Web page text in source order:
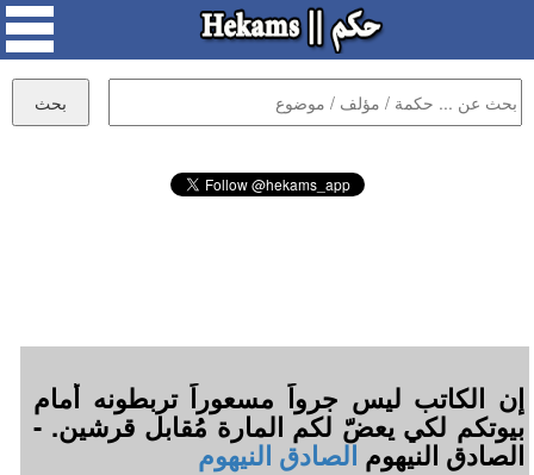
إن الكاتب ليس جرواً مسعوراً تربطونه أمام
بيوتكم لكي يعضّ لكم المارة مُقابل قرشين. -
الصادق النيهومالصادق النيهوم